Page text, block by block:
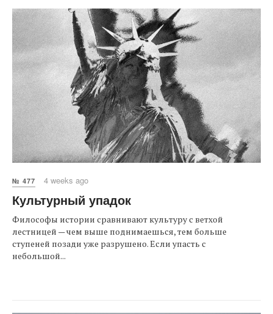
№ 477 4 weeks ago
Культурный упадок
Философы истории сравнивают культуру с ветхой
лестницей — чем выше поднимаешься, тем больше
ступеней позади уже разрушено. Если упасть с
небольшой...